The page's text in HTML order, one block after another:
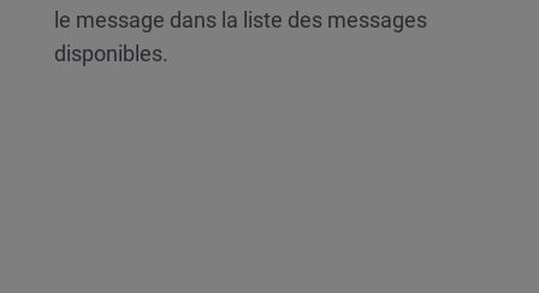
le message dans la liste des messages
disponibles.